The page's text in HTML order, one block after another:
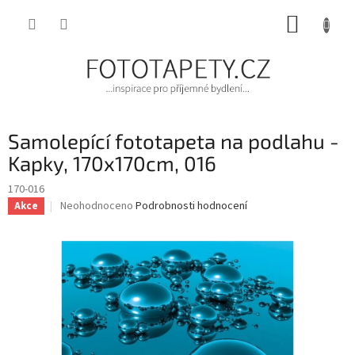
Samolepící fototapeta na podlahu -
Kapky, 170x170cm, 016
170-016
Akce
Průměrné
0,0
z
hvězdiček.
Neohodnoceno Podrobnosti hodnocení